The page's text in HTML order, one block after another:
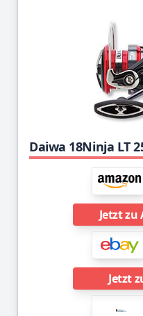
Daiwa 18Ninja LT
Jetzt zu
Jetzt